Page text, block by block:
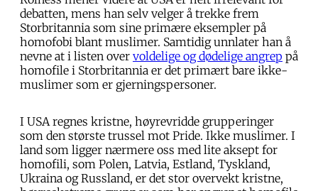
debatten, mens han selv velger å trekke frem
Storbritannia som sine primære eksempler på
homofobi blant muslimer. Samtidig unnlater han å
nevne at i listen over voldelige og dødelige angrep på
homofile i Storbritannia er det primært bare ikke-
muslimer som er gjerningspersoner.
I USA regnes kristne, høyrevridde grupperinger
som den største trussel mot Pride. Ikke muslimer. I
land som ligger nærmere oss med lite aksept for
homofili, som Polen, Latvia, Estland, Tyskland,
Ukraina og Russland, er det stor overvekt kristne,